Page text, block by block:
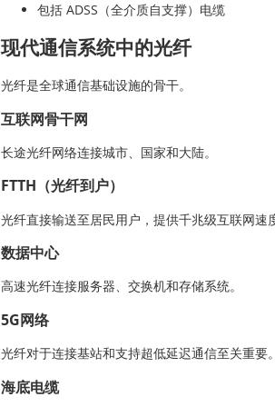
包括 ADSS（全介质自支撑）电缆
现代通信系统中的光纤
光纤是全球通信基础设施的骨干。
互联网骨干网
长途光纤网络连接城市、国家和大陆。
FTTH（光纤到户）
光纤直接输送至居民用户，提供千兆级互联网速
数据中心
高速光纤连接服务器、交换机和存储系统。
5G网络
光纤对于连接基站和支持超低延迟通信至关重要
海底电缆